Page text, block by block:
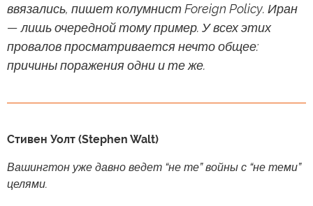
ввязались, пишет колумнист Foreign Policy. Иран
— лишь очередной тому пример. У всех этих
провалов просматривается нечто общее:
причины поражения одни и те же.
Стивен Уолт (Stephen Walt)
Вашингтон уже давно ведет “не те” войны с “не теми”
целями.